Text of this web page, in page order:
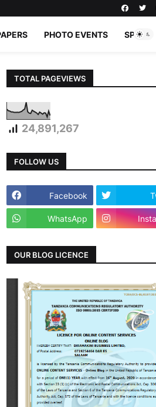
PHOTO EVENTS SPORTS
TOTAL PAGEVIEWS
24,891,267
FOLLOW US
Facebook
WhatsApp
OUR BLOG LICENCE